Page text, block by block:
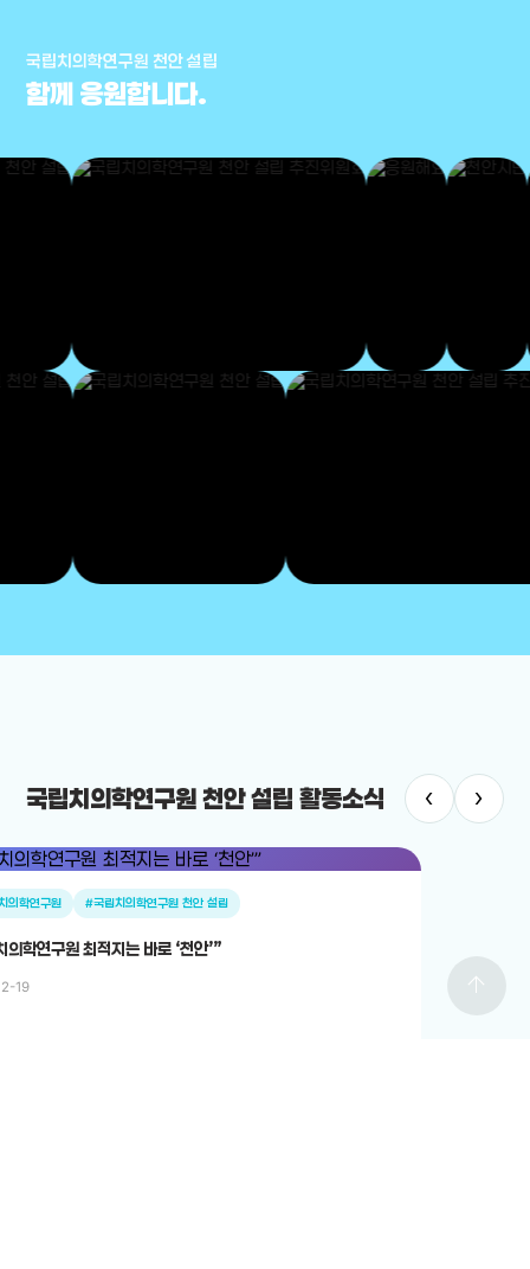
국립치의학연구원 천안 설립
함께 응원합니다.
국립치의학연구원 천안 설립 활동소식 ‹ ›
의학연구원 #국립치의학연구원 천안 설립
의학연구원 최적지는 바로 ‘천안’”
19 arrow_upward